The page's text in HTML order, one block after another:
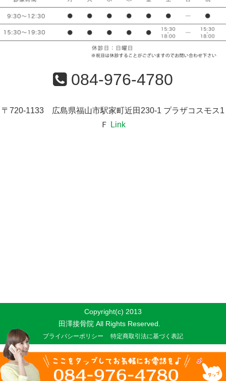
084-976-4780
〒720-1133 広島県福山市駅家町近田230-1 プラザコスモス1
Ｆ
Link
Copyright(c) 2013
田澤接骨院 All Rights Reserved.
プライバシーポリシー 特定商取引法に基づく表記